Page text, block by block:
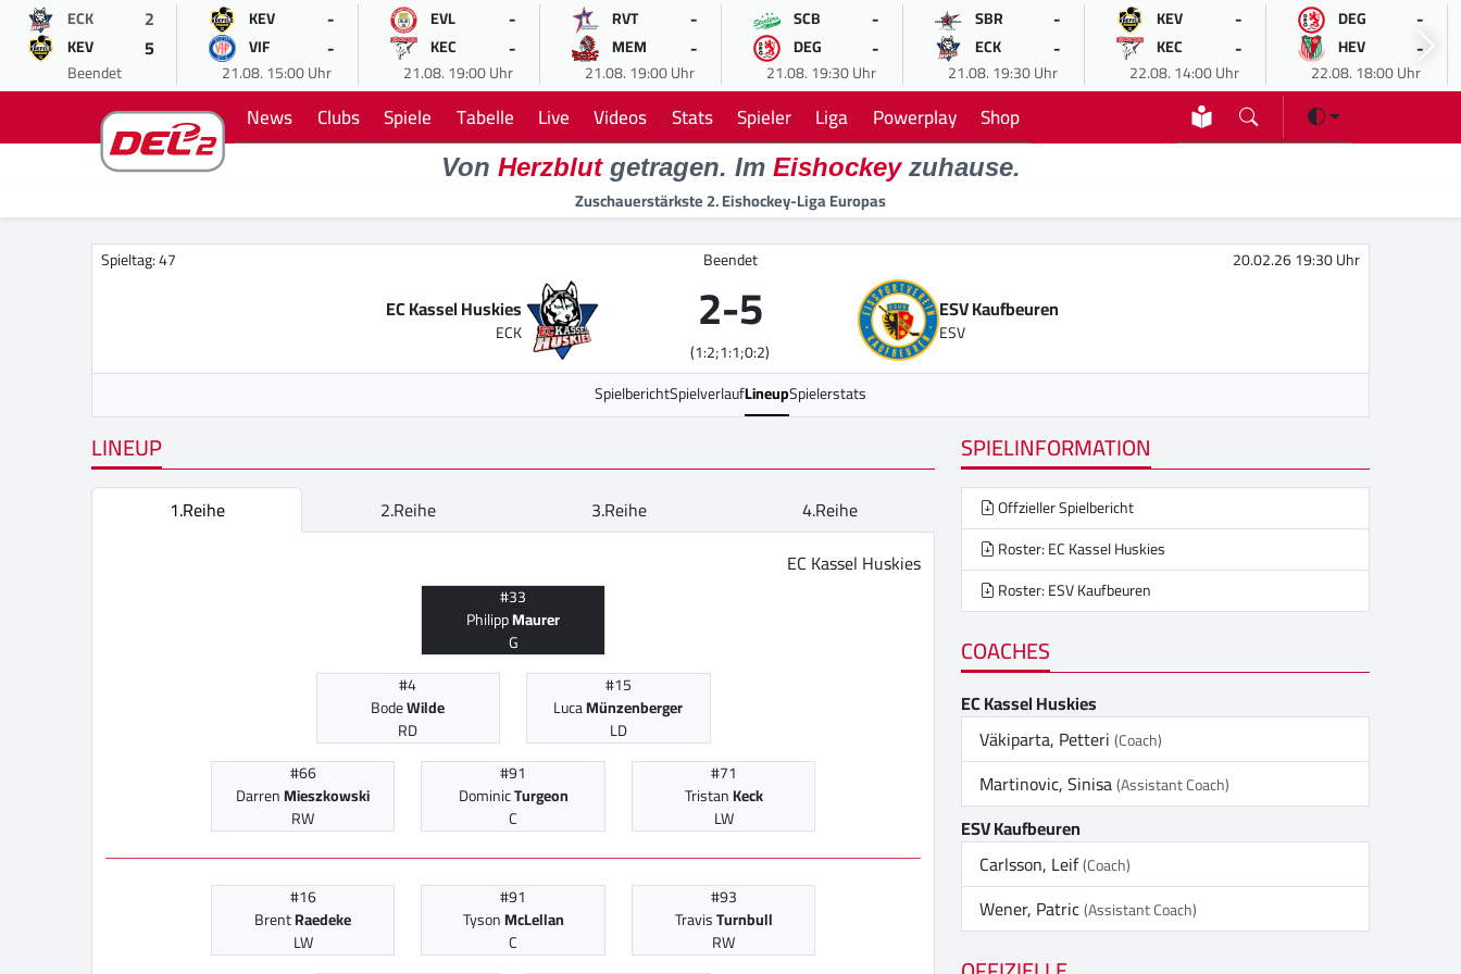
ECK 2
KEV 5
Beendet
KEV -
VIF -
21.08. 15:00 Uhr
EVL -
KEC -
21.08. 19:00 Uhr
RVT -
MEM -
21.08. 19:00 Uhr
SCB -
DEG -
21.08. 19:30 Uhr
SBR -
ECK -
21.08. 19:30 Uhr
KEV -
KEC -
22.08. 14:00 Uhr
DEG -
HEV -
22.08. 18:00 Uhr
News Clubs Spiele Tabelle Live Videos Stats Spieler Liga Powerplay Shop
Von Herzblutgetragen. Im Eishockeyzuhause.
Zuschauerstärkste 2. Eishockey-Liga Europas
Spieltag: 47 Beendet 20.02.26 19:30 Uhr
EC Kassel Huskies
ECK 2-5
(1:2;1:1;0:2)
ESV Kaufbeuren
ESV
SpielberichtSpielverlaufLineupSpielerstats
LINEUP
1.Reihe 2.Reihe 3.Reihe
4.Reihe
EC Kassel Huskies
#33
PhilippMaurer
G
#4
BodeWilde
RD
#15
LucaMünzenberger
LD
#66
DarrenMieszkowski
RW
#91
DominicTurgeon
C
#71
TristanKeck
LW
#16
BrentRaedeke
LW
#91
TysonMcLellan
C
#93
TravisTurnbull
RW
SPIELINFORMATION
Offzieller Spielbericht
Roster: EC Kassel Huskies
Roster: ESV Kaufbeuren
COACHES
EC Kassel Huskies
Väkiparta, Petteri(Coach)
Martinovic, Sinisa(Assistant Coach)
ESV Kaufbeuren
Carlsson, Leif(Coach)
Wener, Patric(Assistant Coach)